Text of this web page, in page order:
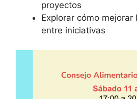
proyectos
Explorar cómo mejorar
entre iniciativas